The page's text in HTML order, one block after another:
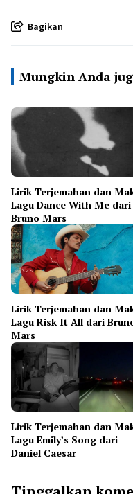
Bagikan
Mungkin Anda
Lirik Terjemahan dan
Lagu Dance With Me dari
Bruno Mars
Lirik Terjemahan dan
Lagu Risk It All dari
Mars
Lirik Terjemahan dan
Lagu Emily’s Song dari
Daniel Caesar